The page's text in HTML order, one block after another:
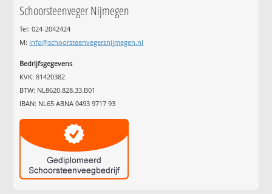
Schoorsteenveger Nijmegen
Tel: 024-2042424
M: info@schoorsteenvegersnijmegen.nl
Bedrijfsgegevens
KVK: 81420382
BTW: NL8620.828.33.B01
IBAN: NL65 ABNA 0493 9717 93